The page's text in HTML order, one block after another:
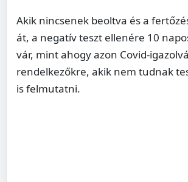
Akik nincsenek beoltva és a
át, a negatív teszt ellenére 10
vár, mint ahogy azon Covid-
rendelkezőkre, akik nem tudnak
is felmutatni.